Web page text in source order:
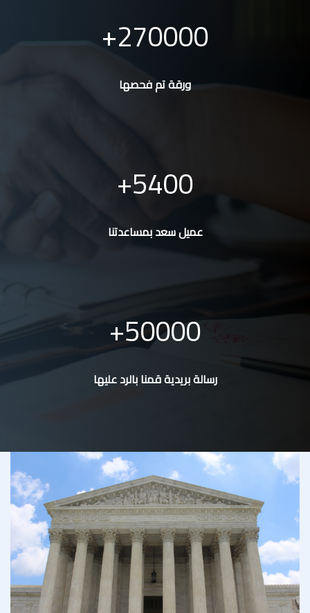
270000
ورقة تم فحصها
5400
عميل سعد بمساعدتنا
50000
رسالة بريدية قمنا بالرد عليها